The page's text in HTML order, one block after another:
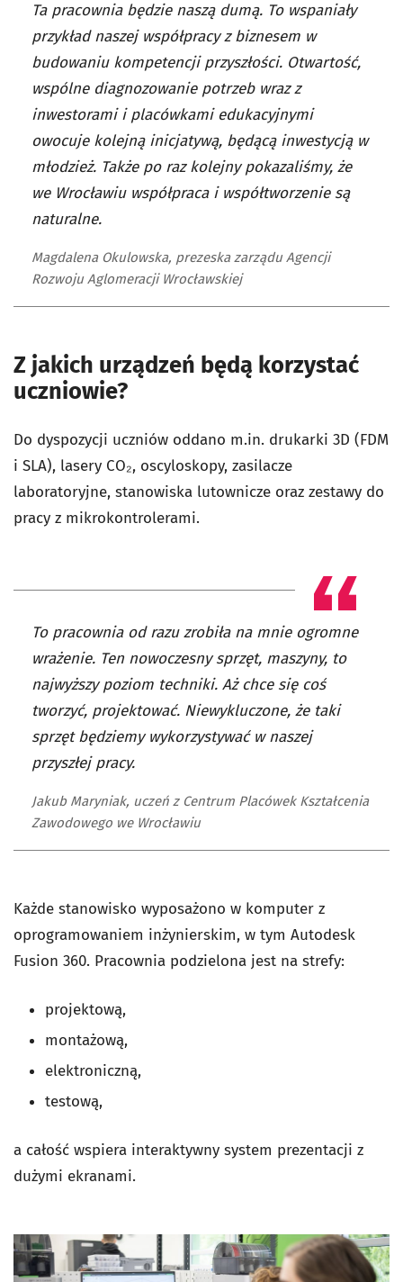
Ta pracownia będzie naszą dumą. To wspaniały
przykład naszej współpracy z biznesem w
budowaniu kompetencji przyszłości. Otwartość,
wspólne diagnozowanie potrzeb wraz z
inwestorami i placówkami edukacyjnymi
owocuje kolejną inicjatywą, będącą inwestycją w
młodzież. Także po raz kolejny pokazaliśmy, że
we Wrocławiu współpraca i współtworzenie są
naturalne.
Magdalena Okulowska, prezeska zarządu Agencji
Rozwoju Aglomeracji Wrocławskiej
Z jakich urządzeń będą korzystać
uczniowie?
Do dyspozycji uczniów oddano m.in. drukarki 3D (FDM
i SLA), lasery CO₂, oscyloskopy, zasilacze
laboratoryjne, stanowiska lutownicze oraz zestawy do
pracy z mikrokontrolerami.
To pracownia od razu zrobiła na mnie ogromne
wrażenie. Ten nowoczesny sprzęt, maszyny, to
najwyższy poziom techniki. Aż chce się coś
tworzyć, projektować. Niewykluczone, że taki
sprzęt będziemy wykorzystywać w naszej
przyszłej pracy.
Jakub Maryniak, uczeń z Centrum Placówek Kształcenia
Zawodowego we Wrocławiu
Każde stanowisko wyposażono w komputer z
oprogramowaniem inżynierskim, w tym Autodesk
Fusion 360. Pracownia podzielona jest na strefy:
projektową,
montażową,
elektroniczną,
testową,
a całość wspiera interaktywny system prezentacji z
dużymi ekranami.